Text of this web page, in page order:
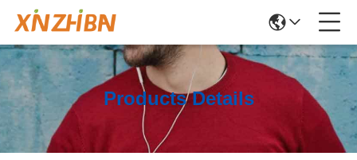
Products Details